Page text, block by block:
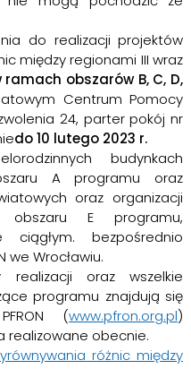
do realizacji projektów
między regionami III wraz
ramach obszarów B, C, D,
Centrum Pomocy
24, parter pokój nr
do 10 lutego 2023 r.
budynkach
A programu oraz
oraz organizacji
obszaru E programu,
bezpośrednio
we Wrocławiu.
realizacji oraz wszelkie
programu znajdują się
(www.pfron.org.pl)
realizowane obecnie.
różnic między